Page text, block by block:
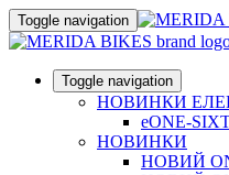
Toggle navigation
Toggle navigation
НОВИНКИ
eONE-
НОВИНКИ
НОВИЙ